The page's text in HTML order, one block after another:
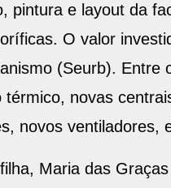
pintura e layout da
O valor
(Seurb). Entre
térmico, novas
novos ventiladores,
Maria das